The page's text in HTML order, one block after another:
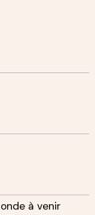
à venir